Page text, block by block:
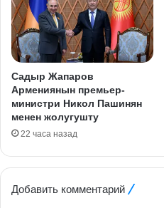
Садыр Жапаров
Армениянын премьер-
министри Никол Пашинян
менен жолугушту
22 часа назад
Добавить комментарий